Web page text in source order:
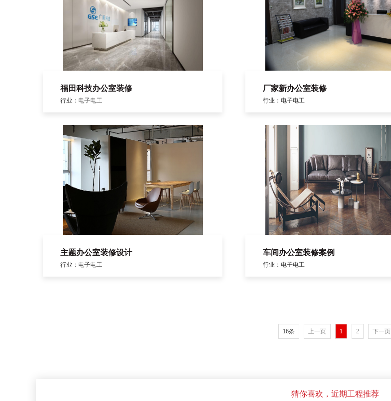
福田科技办公室装修
行业：电子电工
厂家新办公室装修
行业：电子电工
主题办公室装修设计
行业：电子电工
车间办公室装修案例
行业：电子电工
16条 上一页 1 2 下一页
猜你喜欢，近期工程推荐